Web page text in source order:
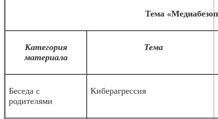
Тема
Категория
материала
Тема
Беседа с
родителями
Киберагрессия